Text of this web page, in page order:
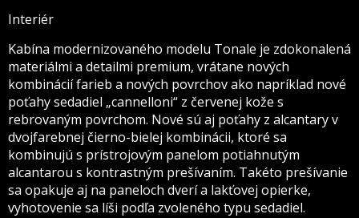
Interiér
Kabína modernizovaného modelu Tonale je zdokonalená
materiálmi a detailmi premium, vrátane nových
kombinácií farieb a nových povrchov ako napríklad nové
poťahy sedadiel „cannelloni“ z červenej kože s
rebrovaným povrchom. Nové sú aj poťahy z alcantary v
dvojfarebnej čierno-bielej kombinácii, ktoré sa
kombinujú s prístrojovým panelom potiahnutým
alcantarou s kontrastným prešívaním. Takéto prešívanie
sa opakuje aj na paneloch dverí a lakťovej opierke,
vyhotovenie sa líši podľa zvoleného typu sedadiel.